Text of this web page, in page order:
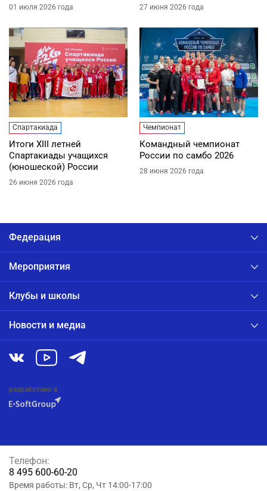
01 июля 2026 года 27 июня 2026 года
Спартакиада
Итоги XIII летней
Спартакиады учащихся
(юношеской) России
26 июня 2026 года
Чемпионат
Командный чемпионат
России по самбо 2026
28 июня 2026 года
Федерация
Мероприятия
Клубы и школы
Новости и медиа
разработано в
Телефон:
8 495 600-60-20
Время работы: Вт, Ср, Чт 14:00-17:00